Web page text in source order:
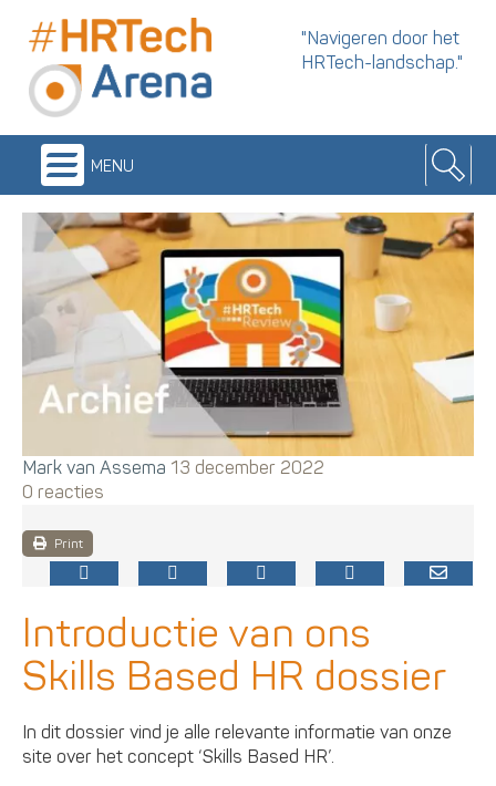
"Navigeren door het
HRTech-landschap."
menu
Mark van Assema 13 december 2022
0 reacties
Print
Introductie van ons
Skills Based HR dossier
In dit dossier vind je alle relevante informatie van onze
site over het concept ‘Skills Based HR’.